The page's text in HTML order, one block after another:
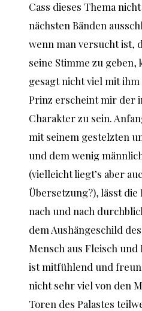
Cass dieses Thema
nächsten Bänden
wenn man versucht ist,
seine Stimme zu geben,
gesagt nicht viel mit
Prinz erscheint mir der
Charakter zu sein.
mit seinem gestelzten
und dem wenig
(vielleicht liegt’s aber
Übersetzung?), lässt
nach und nach
dem Aushängeschild
Mensch aus Fleisch
ist mitfühlend und
nicht sehr viel von den
Toren des Palastes